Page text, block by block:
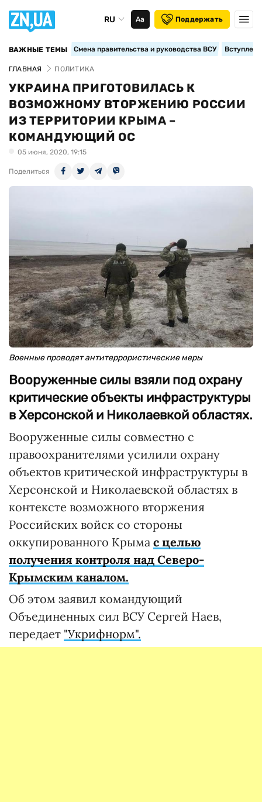
RU Аа Поддержать
ВАЖНЫЕ ТЕМЫ Смена правительства и руководства ВСУ
ГЛАВНАЯ ПОЛИТИКА
УКРАИНА ПРИГОТОВИЛАСЬ К
ВОЗМОЖНОМУ ВТОРЖЕНИЮ РОССИИ
ИЗ ТЕРРИТОРИИ КРЫМА –
КОМАНДУЮЩИЙ ОС
05 июня, 2020, 19:15
Поделиться
Военные проводят антитеррористические меры
Вооруженные силы взяли под охрану
критические объекты инфраструктуры
в Херсонской и Николаевкой областях.
Вооруженные силы совместно с
правоохранителями усилили охрану
объектов критической инфраструктуры в
Херсонской и Николаевской областях в
контексте возможного вторжения
Российских войск со стороны
оккупированного Крыма с целью
получения контроля над Северо-
Крымским каналом.
Об этом заявил командующий
Объединенных сил ВСУ Сергей Наев,
передает "Укрифнорм".